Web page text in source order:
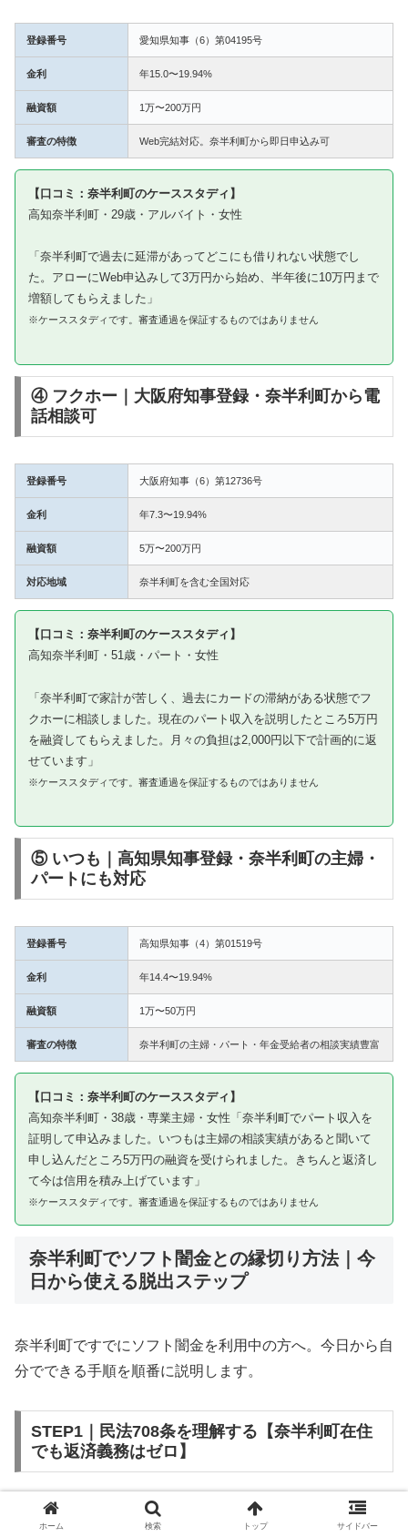
登録番号 愛知県知事（6）第04195号
金利 年15.0〜19.94%
融資額 1万〜200万円
審査の特徴 Web完結対応。奈半利町から即日申込み可
【口コミ：奈半利町のケーススタディ】
高知奈半利町・29歳・アルバイト・女性
「奈半利町で過去に延滞があってどこにも借りれない状態でし
た。アローにWeb申込みして3万円から始め、半年後に10万円まで
増額してもらえました」
※ケーススタディです。審査通過を保証するものではありません
④ フクホー｜大阪府知事登録・奈半利町から電
話相談可
登録番号 大阪府知事（6）第12736号
金利 年7.3〜19.94%
融資額 5万〜200万円
対応地域 奈半利町を含む全国対応
【口コミ：奈半利町のケーススタディ】
高知奈半利町・51歳・パート・女性
「奈半利町で家計が苦しく、過去にカードの滞納がある状態でフ
クホーに相談しました。現在のパート収入を説明したところ5万円
を融資してもらえました。月々の負担は2,000円以下で計画的に返
せています」
※ケーススタディです。審査通過を保証するものではありません
⑤ いつも｜高知県知事登録・奈半利町の主婦・
パートにも対応
登録番号 高知県知事（4）第01519号
金利 年14.4〜19.94%
融資額 1万〜50万円
審査の特徴 奈半利町の主婦・パート・年金受給者の相談実績豊富
【口コミ：奈半利町のケーススタディ】
高知奈半利町・38歳・専業主婦・女性「奈半利町でパート収入を
証明して申込みました。いつもは主婦の相談実績があると聞いて
申し込んだところ5万円の融資を受けられました。きちんと返済し
て今は信用を積み上げています」
※ケーススタディです。審査通過を保証するものではありません
奈半利町でソフト闇金との縁切り方法｜今
日から使える脱出ステップ
奈半利町ですでにソフト闇金を利用中の方へ。今日から自
分でできる手順を順番に説明します。
STEP1｜民法708条を理解する【奈半利町在住
でも返済義務はゼロ】
ソフト闇金を含む闇金との金銭消費貸借契約は、公序良俗
ホーム 検索 トップ サイドバー